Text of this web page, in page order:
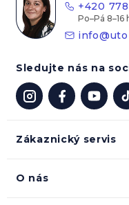
Zákaznický servis
O nás
+420
info@
Sledujte nás na